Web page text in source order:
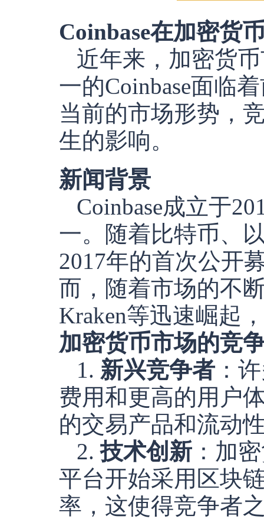
Coinbase在加密货
近年来，加密货
一的Coinbase面临
当前的市场形势，
生的影响。
新闻背景
Coinbase成立于
一。随着比特币、
2017年的首次公开
而，随着市场的不
Kraken等迅速崛起
加密货币市场的竞
1. 新兴竞争者 ：
费用和更高的用户
的交易产品和流动
2.技术创新 ：加
平台开始采用区块
率，这使得竞争者